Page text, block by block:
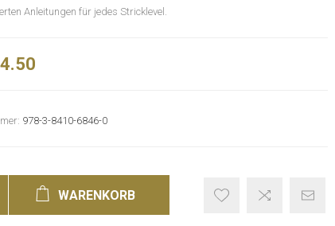
Anleitungen für jedes Stricklevel.
978-3-8410-6846-0
WARENKORB